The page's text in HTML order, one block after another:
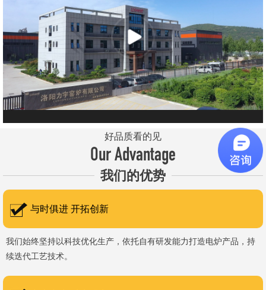
元件、高温窑具等。 历经二十余年市场积累，公司产品质量稳
定、性能可靠，应用场景覆盖高校、科研院所、工矿企业等领域，服
务于粉末、冶金、电子、煤炭、医药、陶瓷、玻璃、铝业、汽车、特
种新材料、耐火材料、新能源、航天航空、化工、金属烧结及金属热
处理等行业，产品覆盖国内多省市，并出口至海外多个国家和地
区。 近年来，公司通过理念更新、体制机制优化与科技创新，于
稳步增长，国内市场份额稳步提升，并获得质量诚信AAA 级企业荣
誉证书。 在产品技术方面，公司坚持精益求精、持续创新，自主
研发LYL系列节能精密型智能化电炉、窑炉产品，多项产品通过相关
权威认证。产品具备升温快、节能效果显著、温控精准、智能自动化
程度高、运行稳定、保温性能优良、全程电脑控制、可编程自动升降
盟CE认证。 公司凭借技术积累与产品优势，获得多项官方资质
认定：高新 技术企业、科技型中小企业、洛阳市企业研发中心（证
书编号：202207080）、河南省专精特新企业。 我们坚持以
好品质看的见
Our Advantage
我们的优势
与时俱进 开拓创新
我们始终坚持以科技优化生产，依托自有研发能力打造电炉产品，持
续迭代工艺技术。